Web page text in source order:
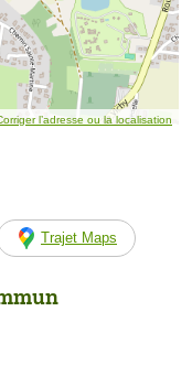
l’adresse ou la localisation
Trajet Maps